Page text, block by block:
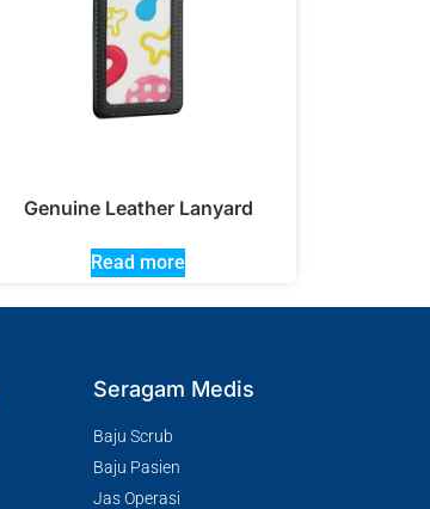
Genuine Leather Lanyard
Read more
Seragam Medis
Baju Scrub
Baju Pasien
Jas Operasi